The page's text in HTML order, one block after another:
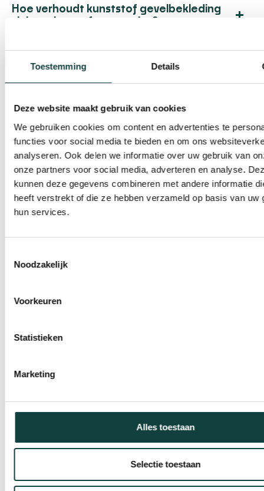
Toestemming Details
Deze website maakt gebruik van cookies
We gebruiken cookies om content en advertenties te
functies voor social media te bieden en om ons
analyseren. Ook delen we informatie over uw gebruik van
onze partners voor social media, adverteren en analyse.
kunnen deze gegevens combineren met andere informatie
heeft verstrekt of die ze hebben verzameld op basis van uw
hun services.
Noodzakelijk
Voorkeuren
Statistieken
Marketing
Alles toestaan
Selectie toestaan
Hoe verhoudt kunststof gevelbekleding
+
onderhoud?
Kan kunststof gevelbekleding worden
Over deze blog
Categorieën:
Blogberichten
Bart Lammers